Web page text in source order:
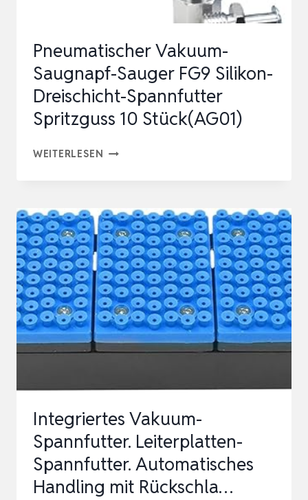
Pneumatischer Vakuum-
Saugnapf-Sauger FG9 Silikon-
Dreischicht-Spannfutter
Spritzguss 10 Stück(AG01)
WEITERLESEN PNEUMATISCHER
SAUGER
FG9
SILIKON-
DREISCHICHT-
SPANNFUTTER
SPRITZGUSS
10
Integriertes Vakuum-
Spannfutter. Leiterplatten-
Spannfutter. Automatisches
Handling mit Rückschla…